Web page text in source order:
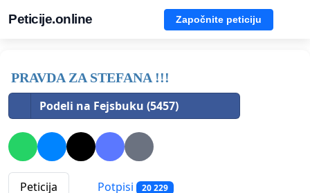
Peticije.online Započnite peticiju
PRAVDA ZA STEFANA !!!
Podeli na Fejsbuku (5457)
Peticija Potpisi 20 229